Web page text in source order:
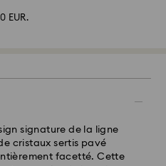
EUR.
signature de la ligne
cristaux sertis pavé
facetté. Cette
2 jour ouvrable après
partir de : EUR 99